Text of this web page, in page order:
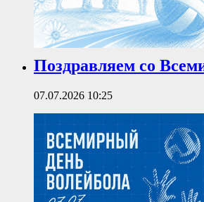
Поздравляем со
07.07.2026 10:25